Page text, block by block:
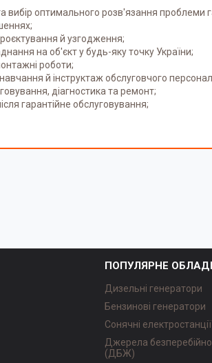
вибір оптимального розв'язання проблеми
й узгодження;
на об'єкт у будь-яку точку України;
роботи;
й інструктаж обслуговчого
діагностика та ремонт;
гарантійне обслуговування;
ПОПУЛЯРНЕ
Дизельні генератори
Бензинові генератори
Сонячні електростанції
Джерела
(ДБЖ)